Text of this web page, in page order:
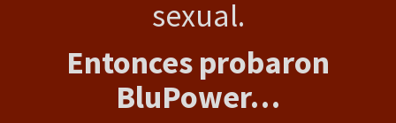
sexual.
Entonces probaron
BluPower…